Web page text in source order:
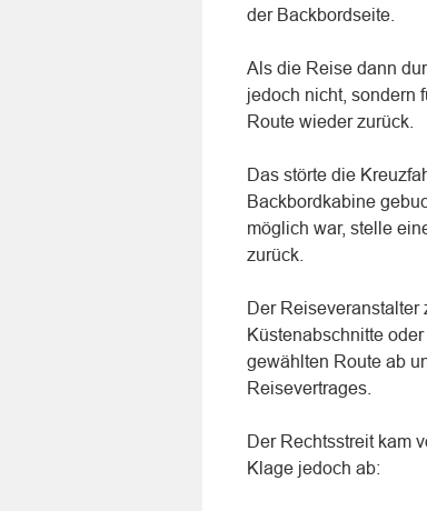
der Backbordseite.
Als die Reise dann
jedoch nicht, sondern
Route wieder zurück.
Das störte die
Backbordkabine
möglich war, stelle
zurück.
Der
Küstenabschnitte
gewählten Route ab
Reisevertrages.
Der Rechtsstreit kam
Klage jedoch ab: